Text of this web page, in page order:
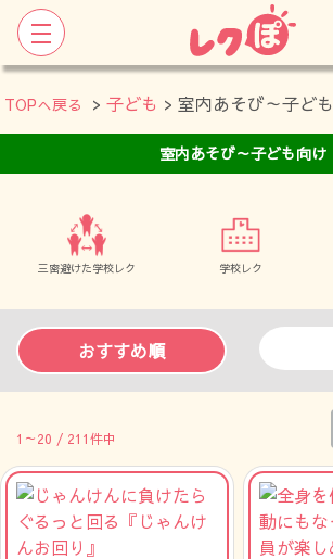
TOPへ戻る > 子ども > 室内あそび～子ど
室内あそび～子ども向け
三密避けた学校レク 学校レク
おすすめ順
1～20 / 211件中